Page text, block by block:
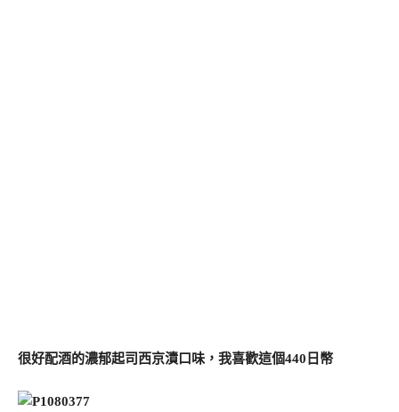
很好配酒的濃郁起司西京漬口味，我喜歡這個440日幣